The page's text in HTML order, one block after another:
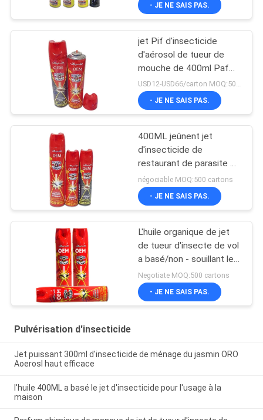
- JE NE SAIS PAS.
jet Pif d'insecticide
d'aérosol de tueur de
mouche de 400ml Paf
pour l'emballage de fer-
blanc de moustique
USD12-USD66/carton MOQ:500 cartons
- JE NE SAIS PAS.
400ML jeûnent jet
d'insecticide de
restaurant de parasite de
contrôle/produit répulsif
de moustique
négociable MOQ:500 cartons
- JE NE SAIS PAS.
L'huile organique de jet
de tueur d'insecte de vol
a basé/non - souillant le
tueur de moustique
répulsif
Negotiate MOQ:500 cartons
- JE NE SAIS PAS.
Pulvérisation d'insecticide
Jet puissant 300ml d'insecticide de ménage du jasmin ORO
Aoerosl haut efficace
l'huile 400ML a basé le jet d'insecticide pour l'usage à la
maison